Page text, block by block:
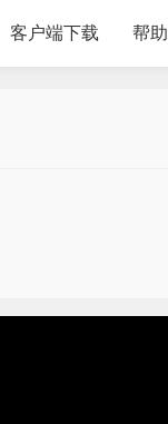
客户端下载 帮助